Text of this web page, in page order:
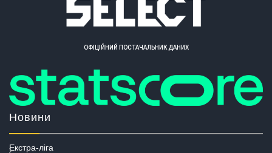
ОФІЦІЙНИЙ ПОСТАЧАЛЬНИК ДАНИХ
Новини
Екстра-ліга